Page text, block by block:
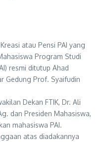
atau Pensi PAI yang
Program Studi
resmi ditutup Ahad
Gedung Prof. Syaifudin
Dekan FTIK, Dr. Ali
dan Presiden Mahasiswa,
mahasiswa PAI.
atas diadakannya